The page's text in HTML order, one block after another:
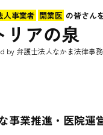
人事業者 開業医 の皆さん
リアの泉
by 弁護士法人なかま法律事
事業推進・医院運